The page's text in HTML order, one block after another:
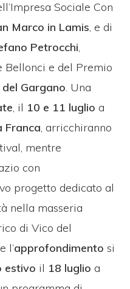
Sociale Con
Marco in Lamis, e di
Petrocchi,
Bellonci e del Premio
Gargano. Una
, il 10 e 11 luglioa
Franca, arricchiranno
mentre
con
progetto dedicato al
nella masseria
di Vico del
e l’approfondimento si
estivo il 18 luglioa